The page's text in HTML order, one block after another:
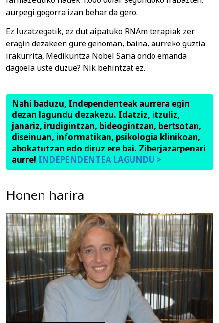
aurpegi gogorra izan behar da gero.
Ez luzatzegatik, ez dut aipatuko RNAm terapiak zer
eragin dezakeen gure genoman, baina, aurreko guztia
irakurrita, Medikuntza Nobel Saria ondo emanda
dagoela uste duzue? Nik behintzat ez.
Nahi baduzu, Independenteak aurrera egin
dezan lagundu dezakezu. Idatziz, itzuliz,
janariz, irudigintzan, bideogintzan, bertsotan,
diseinuan, informatikan, psikologia klinikoan,
abokatutzan edo diruz ere bai. Ziberjazarpenari
aurre! INDEPENDENTEA LAGUNDU >
Honen harira